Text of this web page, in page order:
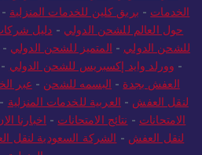
الخدمات - بريق كلين للخدمات المنزلية -
حول العالم للشحن الدولي - دليل
للشحن الدولي - المتميز للشحن الدولي -
- وورلد وايد إكسبريس للشحن الدولي -
العفش بجدة - البسمه للشحن - عبر
لنقل العفش - العربية للخدمات المنزلية -
الامتحانات - نتائج الامتحانات - اخبارنا
لنقل العفش - الشركة السعودية لنقل